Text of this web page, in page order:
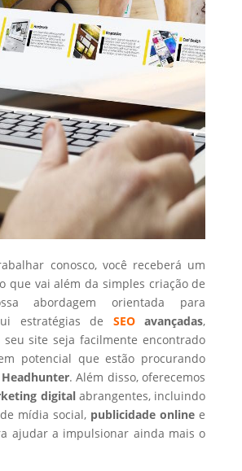
conosco, você receberá um
que vai além da simples criação de
abordagem orientada para
estratégias de SEOavançadas,
site seja facilmente encontrado
potencial que estão procurando
Headhunter. Além disso, oferecemos
digital abrangentes, incluindo
mídia social, publicidade online e
ajudar a impulsionar ainda mais o